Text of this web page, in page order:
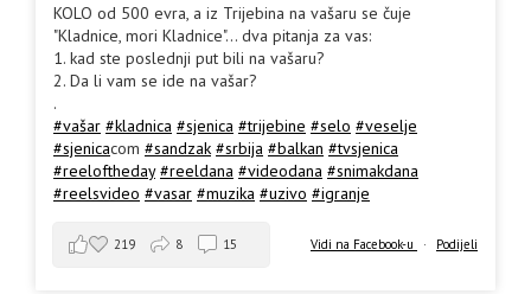
KOLO od 500 evra, a iz Trijebina na vašaru se čuje
"Kladnice, mori Kladnice"... dva pitanja za vas:
1. kad ste poslednji put bili na vašaru?
2. Da li vam se ide na vašar?
.
#vašar #kladnica #sjenica #trijebine #selo #veselje
#sjenicacom #sandzak #srbija #balkan #tvsjenica
#reeloftheday #reeldana #videodana #snimakdana
#reelsvideo #vasar #muzika #uzivo #igranje
Vidi na Facebook-u · Podijeli
219 8 15